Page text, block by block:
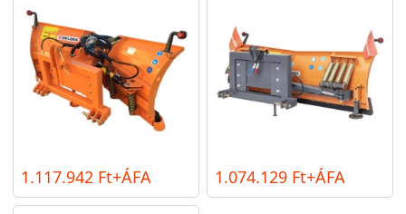
1.117.942 Ft+ÁFA 1.074.129 Ft+ÁFA